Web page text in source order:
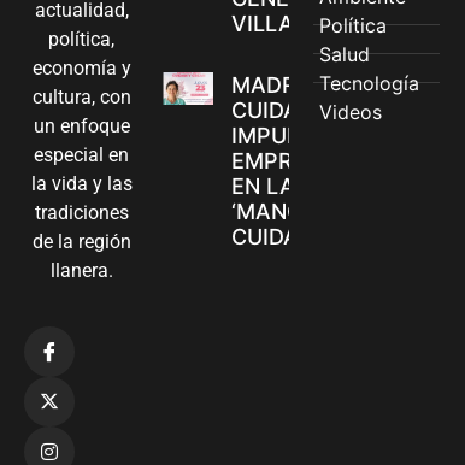
actualidad,
política,
economía y
cultura, con
un enfoque
especial en
la vida y las
tradiciones
de la región
llanera.
VILLAVICENCIO
MADRES
CUIDADORAS
IMPULSAN SUS
EMPRENDIMIENTOS
EN LA FERIA
‘MANOS QUE
CUIDAN Y CREAN’
Política
Salud
Tecnología
Videos